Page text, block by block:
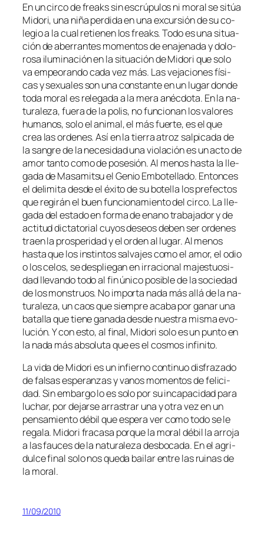
En un cir­co de freaks sin es­crú­pu­los ni mo­ral se si­túa
Midori, una ni­ña per­di­da en una ex­cur­sión de su co­
le­gio a la cual re­tie­nen los freaks. Todo es una si­tua­
ción de abe­rran­tes mo­men­tos de ena­je­na­da y do­lo­
ro­sa ilu­mi­na­ción en la si­tua­ción de Midori que so­lo
va em­peo­ran­do ca­da vez más. Las ve­ja­cio­nes fí­si­
cas y se­xua­les son una cons­tan­te en un lu­gar don­de
to­da mo­ral es re­le­ga­da a la me­ra anéc­do­ta. En la na­
tu­ra­le­za, fue­ra de la po­lis, no fun­cio­nan los va­lo­res
hu­ma­nos, so­lo el ani­mal, el más fuer­te, es el que
crea las or­de­nes. Así en la tie­rra atroz sal­pi­ca­da de
la san­gre de la ne­ce­si­dad una vio­la­ción es un ac­to de
amor tan­to co­mo de po­se­sión. Al me­nos has­ta la lle­
ga­da de Masamitsu el Genio Embotellado. Entonces
el de­li­mi­ta des­de el éxi­to de su bo­te­lla los pre­fec­tos
que re­gi­rán el buen fun­cio­na­mien­to del cir­co. La lle­
ga­da del es­ta­do en for­ma de enano tra­ba­ja­dor y de
ac­ti­tud dic­ta­to­rial cu­yos de­seos de­ben ser or­de­nes
traen la pros­pe­ri­dad y el or­den al lu­gar. Al me­nos
has­ta que los ins­tin­tos sal­va­jes co­mo el amor, el odio
o los ce­los, se des­plie­gan en irra­cio­nal ma­jes­tuo­si­
dad lle­van­do to­do al fin úni­co po­si­ble de la so­cie­dad
de los mons­truos. No im­por­ta na­da más allá de la na­
tu­ra­le­za, un caos que siem­pre aca­ba por ga­nar una
ba­ta­lla que tie­ne ga­na­da des­de nues­tra mis­ma evo­
lu­ción. Y con es­to, al fi­nal, Midori so­lo es un pun­to en
la na­da más ab­so­lu­ta que es el cos­mos infinito.
La vi­da de Midori es un in­fierno con­ti­nuo dis­fra­za­do
de fal­sas es­pe­ran­zas y va­nos mo­men­tos de fe­li­ci­
dad. Sin em­bar­go lo es so­lo por su in­ca­pa­ci­dad pa­ra
lu­char, por de­jar­se arras­trar una y otra vez en un
pen­sa­mien­to dé­bil que es­pe­ra ver co­mo to­do se le
re­ga­la. Midori fra­ca­sa por­que la mo­ral dé­bil la arro­ja
a las fau­ces de la na­tu­ra­le­za des­bo­ca­da. En el agri­
dul­ce fi­nal so­lo nos que­da bai­lar en­tre las rui­nas de
la moral.
11/09/2010